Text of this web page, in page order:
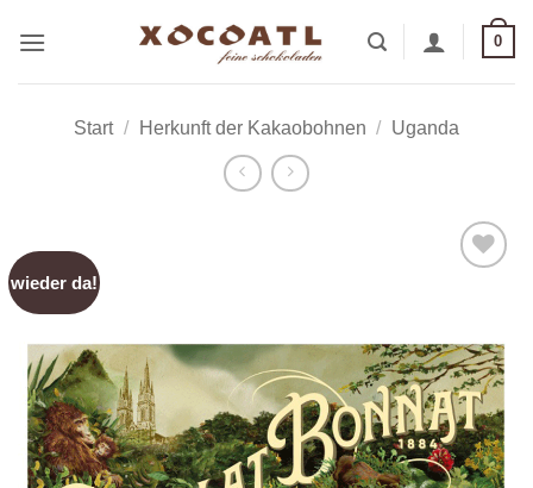
Inhalt
0
Start / Herkunft der Kakaobohnen / Uganda
wieder da!